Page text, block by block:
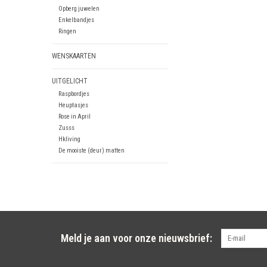
Opberg juwelen
Enkelbandjes
Ringen
WENSKAARTEN
UITGELICHT
Raspbordjes
Heuptasjes
Rose in April
Zusss
Hkliving
De mooiste (deur) matten
Meld je aan voor onze nieuwsbrief: